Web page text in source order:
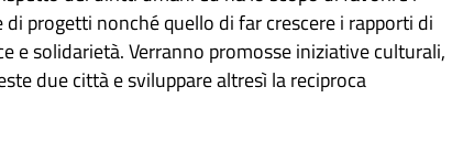
progetti nonché quello di far crescere i rapporti di
e solidarietà. Verranno promosse iniziative culturali,
due città e sviluppare altresì la reciproca